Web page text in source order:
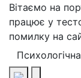
Вітаємо на
працює у
помилку на